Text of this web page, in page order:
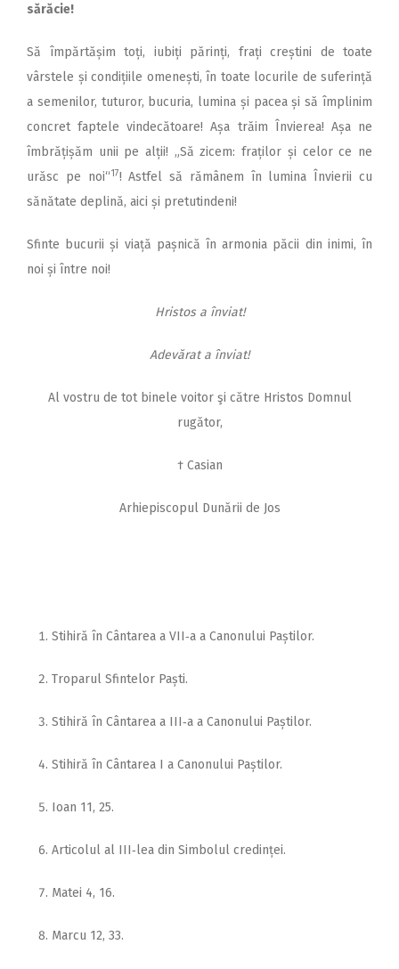
sărăcie!
Să împărtășim toți, iubiți părinți, frați creștini de toate
vârstele și condițiile omenești, în toate locurile de suferință
a semenilor, tuturor, bucuria, lumina și pacea și să împlinim
concret faptele vindecătoare! Așa trăim Învierea! Așa ne
îmbrățișăm unii pe alții! „Să zicem: fraților și celor ce ne
urăsc pe noi“17! Astfel să rămânem în lumina Învierii cu
sănătate deplină, aici și pretutindeni!
Sfinte bucurii și viață pașnică în armonia păcii din inimi, în
noi și între noi!
Hristos a înviat!
Adevărat a înviat!
Al vostru de tot binele voitor şi către Hristos Domnul
rugător,
† Casian
Arhiepiscopul Dunării de Jos
Stihiră în Cântarea a VII‑a a Canonului Paștilor.
Troparul Sfintelor Paști.
Stihiră în Cântarea a III‑a a Canonului Paștilor.
Stihiră în Cântarea I a Canonului Paștilor.
Ioan 11, 25.
Articolul al III‑lea din Simbolul credinței.
Matei 4, 16.
Marcu 12, 33.